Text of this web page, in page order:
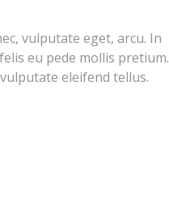
vulputate eget, arcu. In
eu pede mollis pretium.
eleifend tellus.